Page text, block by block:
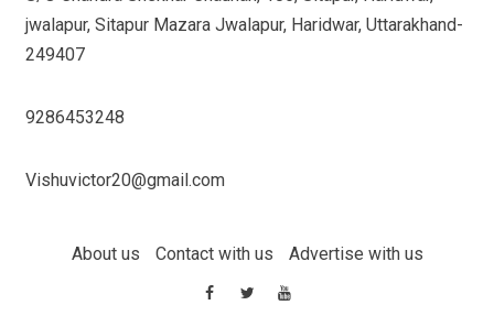
jwalapur, Sitapur Mazara Jwalapur, Haridwar, Uttarakhand-
249407
9286453248
Vishuvictor20@gmail.com
About us Contact with us Advertise with us